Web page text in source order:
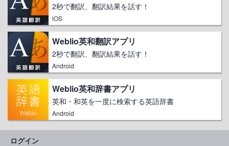
2秒で翻訳、翻訳結果を話す！
iOS
Weblio英和翻訳アプリ
2秒で翻訳、翻訳結果を話す！
Android
Weblio英和辞書アプリ
英和・和英を一度に検索する英語辞書
Android
ログイン